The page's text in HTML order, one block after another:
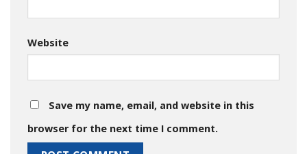
Website
Save my name, email, and website in this
browser for the next time I comment.